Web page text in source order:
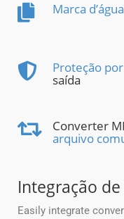
Marca d’água
Proteção
saída
Converter
arquivo
Integração de
Easily integrate